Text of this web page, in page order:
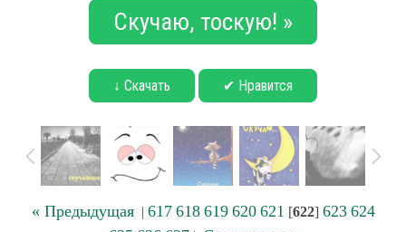
Скучаю, тоскую! »
↓ Скачать ✔ Нравится
« Предыдущая| 617 618 619 620 621 [622] 623 624